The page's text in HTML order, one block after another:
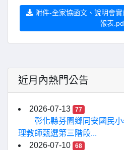
附件-全家協函文、說明會
報表
近月內熱門公告
2026-07-13 77
彰化縣芬園鄉同安國民
理教師甄選第三階段...
2026-07-10
68